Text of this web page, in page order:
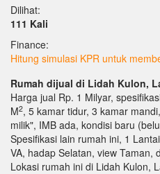
Dilihat:
111 Kali
Finance:
Hitung simulasi KPR untuk
Rumah dijual di Lidah Kulon,
Harga jual Rp. 1 Milyar,
M2, 5 kamar tidur, 3 kamar
milik", IMB ada, kondisi baru
Spesifikasi lain rumah ini, 1
VA, hadap Selatan, view Taman,
Lokasi rumah ini di Lidah Kulon,